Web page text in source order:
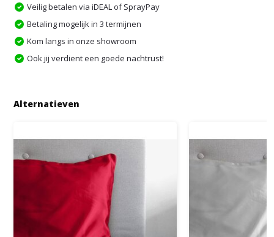
Veilig betalen via iDEAL of SprayPay
Betaling mogelijk in 3 termijnen
Kom langs in onze showroom
Ook jij verdient een goede nachtrust!
Alternatieven